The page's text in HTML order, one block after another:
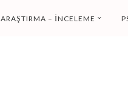
ARAŞTIRMA – İNCELEME